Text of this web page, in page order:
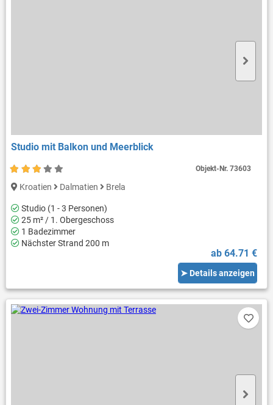
Studio mit Balkon und Meerblick
Kroatien Dalmatien Brela
Studio (1 - 3 Personen)
25 m² / 1. Obergeschoss
1 Badezimmer
Nächster Strand 200 m
ab 64.71 €
➤ Details anzeigen
Objekt-Nr.73603